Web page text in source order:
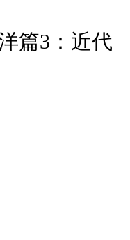
篇3：近代